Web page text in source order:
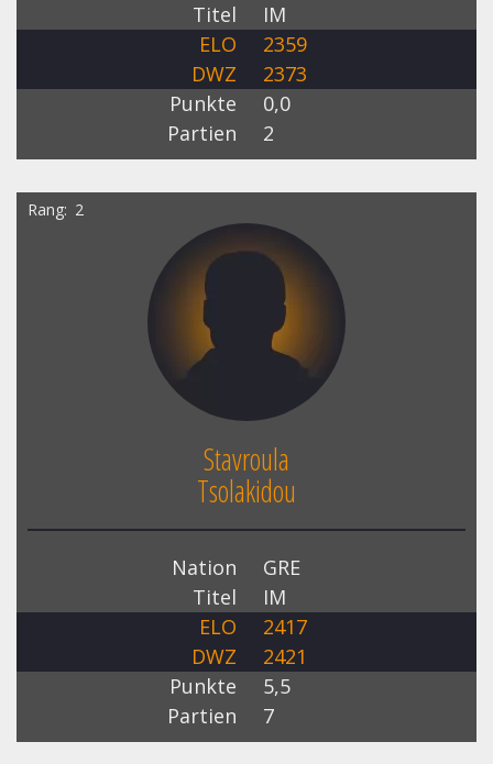
Titel
IM
ELO
2359
DWZ
2373
Punkte
0,0
Partien
2
Rang 2
Stavroula
Tsolakidou
Nation
GRE
Titel
IM
ELO
2417
DWZ
2421
Punkte
5,5
Partien
7